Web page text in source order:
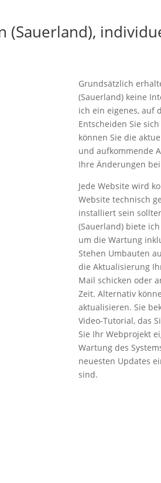
(Sauerland),
Grundsätzlich
(Sauerland) keine
ich ein eigenes, auf
Entscheiden Sie
können Sie die
und aufkommende
Ihre Änderungen
Jede Website wird
Website technisch
installiert sein
(Sauerland) biete
um die Wartung
Stehen Umbauten
die Aktualisierung
Mail schicken oder
Zeit. Alternativ
aktualisieren. Sie
Video-Tutorial, das
Sie Ihr Webprojekt
Wartung des
neuesten Updates
sind.